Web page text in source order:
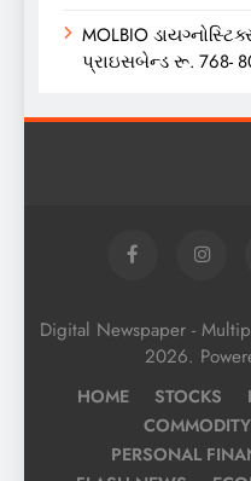
MOLBIO
પ્રાઇસબેન્ડ રૂ. 768-
Digital Newspaper -
2026.
HOME STOCKS
COMMODITY
PERSONAL